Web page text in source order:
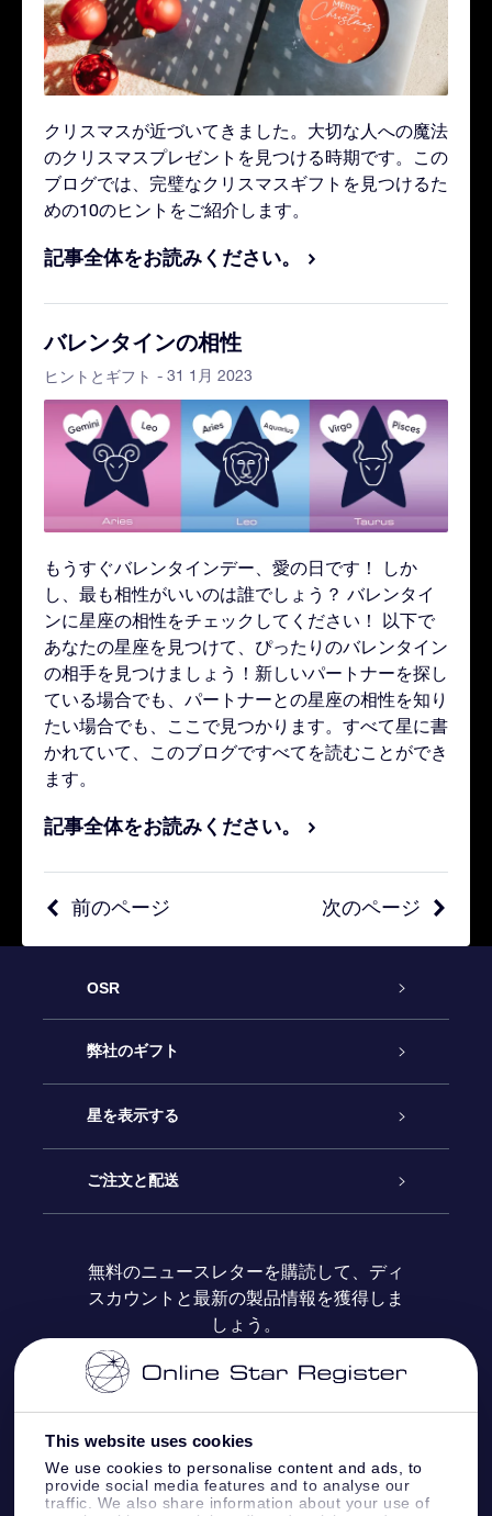
This website uses cookies
We use cookies to personalise content and ads, to
provide social media features and to analyse our
traffic. We also share information about your use of
クリスマスが近づいてきました。大切な人への魔法
のクリスマスプレゼントを見つける時期です。この
ブログでは、完璧なクリスマスギフトを見つけるた
めの10のヒントをご紹介します。
記事全体をお読みください。
バレンタインの相性
ヒントとギフト - 31 1月 2023
もうすぐバレンタインデー、愛の日です！ しか
し、最も相性がいいのは誰でしょう？ バレンタイ
ンに星座の相性をチェックしてください！ 以下で
あなたの星座を見つけて、ぴったりのバレンタイン
の相手を見つけましょう！新しいパートナーを探し
ている場合でも、パートナーとの星座の相性を知り
たい場合でも、ここで見つかります。すべて星に書
かれていて、このブログですべてを読むことができ
ます。
記事全体をお読みください。
次のページ
前のページ
OSR
カスタマーサービス
お問い合わせ
ブログ
レビュー
弊社のギフト
Online Starギフト
OSRギフトパック
OSR ギフトカード
法人ギフト
星を表示する
星の登録
カスタマイズされたStar Page
One Million Stars
OSR Starsaver
星間飛行VRアプリ
ご注文と配送
お支払いに関する情報
配送に関する情報
返品ポリシ
星座
無料のニュースレターを購読して、ディ
スカウントと最新の製品情報を獲得しま
しょう。